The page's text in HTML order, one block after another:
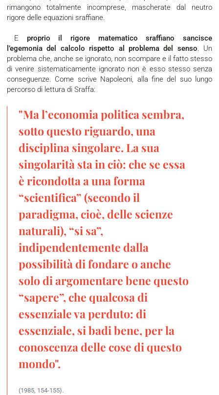
rimangono totalmente incomprese, mascherate dal neutro
rigore delle equazioni sraffiane.
proprio il rigore matematico sraffiano sancisce
l’egemonia del calcolo rispetto al problema del senso. Un
problema che, anche se ignorato, non scompare e il fatto stesso
di venire sistematicamente ignorato non è esso stesso senza
conseguenze. Come scrive Napoleoni, alla fine del suo lungo
percorso di lettura di Sraffa:
"Ma l’economia politica sembra,
sotto questo riguardo, una
disciplina singolare. La sua
singolarità sta in ciò: che se essa
è ricondotta a una forma
“scientifica” (secondo il
paradigma, cioè, delle scienze
naturali), “si sa”,
indipendentemente dalla
possibilità di fondare o anche
solo di argomentare bene questo
“sapere”, che qualcosa di
essenziale va perduto: di
essenziale, si badi bene, per la
conoscenza delle cose di questo
mondo".
(1985, 154-155).